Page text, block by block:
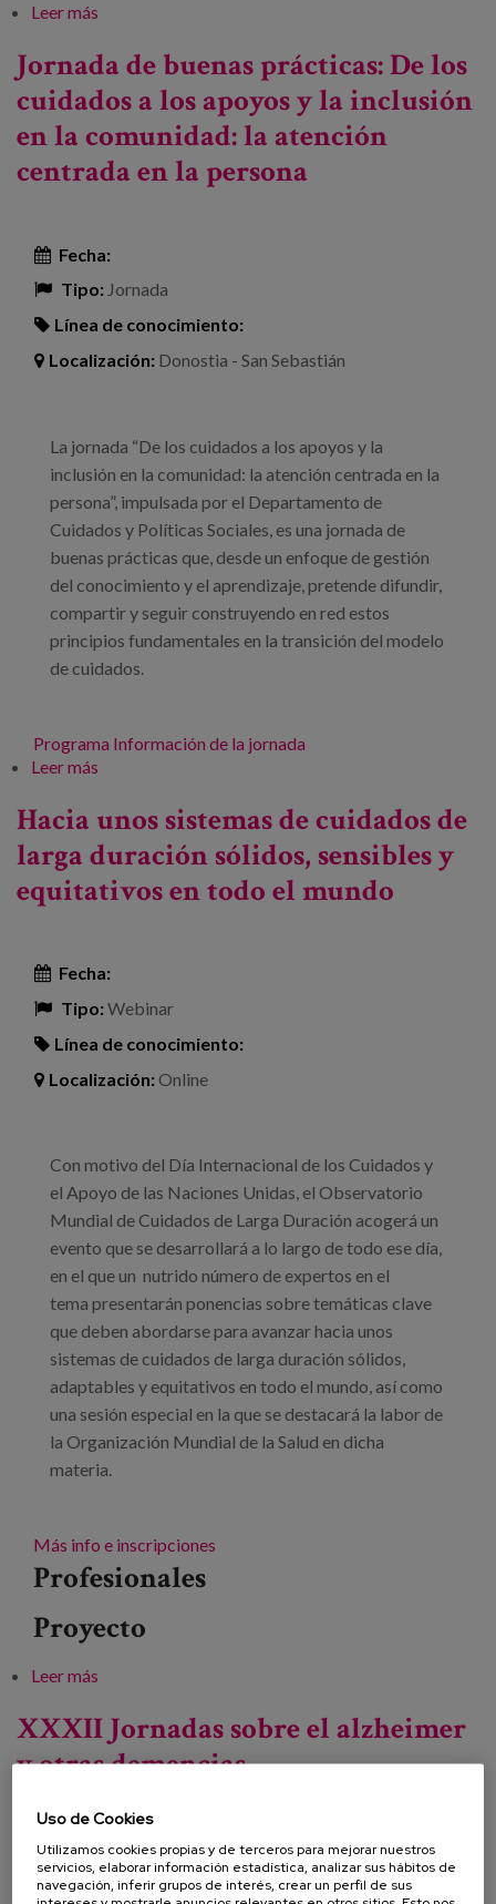
Leer más
Jornada de buenas prácticas: De los
cuidados a los apoyos y la inclusión
en la comunidad: la atención
centrada en la persona
Fecha:
Tipo: Jornada
Línea de conocimiento:
Localización: Donostia - San Sebastián
La jornada “De los cuidados a los apoyos y la
inclusión en la comunidad: la atención centrada en la
persona”, impulsada por el Departamento de
Cuidados y Políticas Sociales, es una jornada de
buenas prácticas que, desde un enfoque de gestión
del conocimiento y el aprendizaje, pretende difundir,
compartir y seguir construyendo en red estos
principios fundamentales en la transición del modelo
de cuidados.
Programa Información de la jornada
Leer más
atención centrada en la persona
Hacia unos sistemas de cuidados de
larga duración sólidos, sensibles y
equitativos en todo el mundo
Fecha:
Tipo:Webinar
Línea de conocimiento:
Localización:Online
Con motivo del Día Internacional de los Cuidados y
el Apoyo de las Naciones Unidas, el Observatorio
Mundial de Cuidados de Larga Duración acogerá un
evento que se desarrollará a lo largo de todo ese día,
en el que un nutrido número de expertos en el
tema presentarán ponencias sobre temáticas clave
que deben abordarse para avanzar hacia unos
sistemas de cuidados de larga duración sólidos,
adaptables y equitativos en todo el mundo, así como
una sesión especial en la que se destacará la labor de
la Organización Mundial de la Salud en dicha
materia.
Más info e inscripciones
Profesionales
Proyecto
Leer más
mundo
XXXII Jornadas sobre el alzheimer
y otras demencias
Fecha:
Tipo:Jornada
Uso de Cookies
Utilizamos cookies propias y de terceros para mejorar nuestros
servicios, elaborar información estadística, analizar sus hábitos de
navegación, inferir grupos de interés, crear un perfil de sus